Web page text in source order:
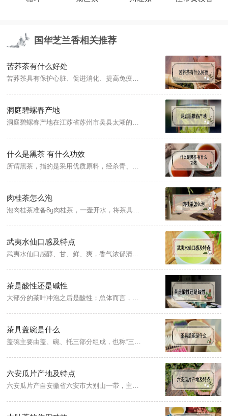
国华芝兰香相关推荐
苦荞茶有什么好处
洞庭碧螺春产地
什么是黑茶 有什么功效
肉桂茶怎么泡
武夷水仙口感及特点
茶是酸性还是碱性
茶具盖碗是什么
六安瓜片产地及特点